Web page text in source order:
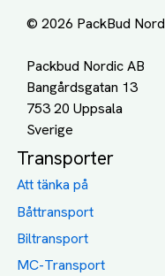
© 2026 PackBud
Packbud Nordic AB
Bangårdsgatan 13
753 20 Uppsala
Transporter
Att tänka på
Båttransport
Biltransport
MC-Transport